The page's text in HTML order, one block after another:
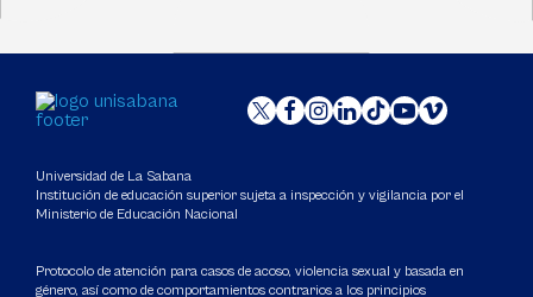
Universidad de La Sabana
Institución de educación superior sujeta a inspección y vigilancia por el
Ministerio de Educación Nacional
Protocolo de atención para casos de acoso, violencia sexual y basada en
género, así como de comportamientos contrarios a los principios